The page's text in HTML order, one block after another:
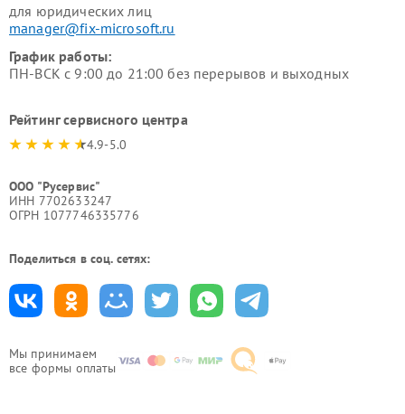
Мы принимаем
все формы оплаты
для юридических лиц
manager@fix-microsoft.ru
График работы:
ПН-ВСК с 9:00 до 21:00 без перерывов и выходных
Рейтинг сервисного центра
4.9-5.0
ООО "Русервис"
ИНН 7702633247
ОГРН 1077746335776
Поделиться в соц. сетях: